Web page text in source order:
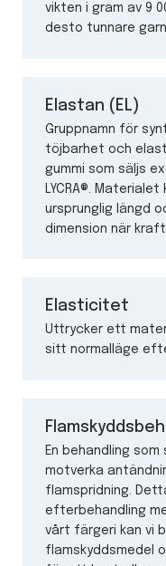
vikten i gram av 9
desto tunnare
Elastan (EL)
Gruppnamn för
töjbarhet och
gummi som säljs
LYCRA®.
ursprunglig längd
dimension när
Elasticitet
Uttrycker ett
sitt normalläge
En behandling
motverka
flamspridning.
efterbehandling
vårt färgeri kan vi
flamskyddsmedel